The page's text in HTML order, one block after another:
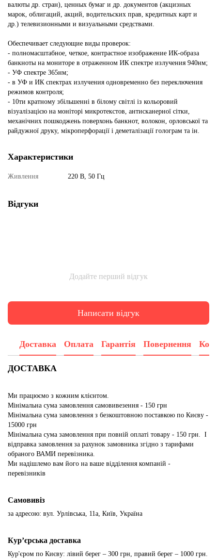
валюты др. стран), ценных бумаг и др. документов (акцизных
марок, облигаций, акций, водительских прав, кредитных карт и
др.) телевизионными и визуальными средствами.
Обеспечивает следующие виды проверок:
- полномасштабное, четкое, контрастное изображение ИК-образа
банкноты на мониторе в отраженном ИК спектре излучения 940нм;
- УФ спектре 365нм;
- в УФ и ИК спектрах излучения одновременно без переключения
режимов контроля;
- 10ти кратному збільшенні в білому світлі із кольоровий
візуалізацією на моніторі микротекстов, антисканерної сітки,
механічних пошкоджень поверхонь банкнот, волокон, орловської та
райдужної друку, мікроперфорації і деметалізації голограм та ін.
Характеристики
Живлення 220 В, 50 Гц
Відгуки
Додайте перший відгук
Написати відгук
Доставка Оплата Гарантія Повернення
ДОСТАВКА
Ми працюємо з кожним клієнтом.
Мінімальна сума замовлення самовивезення - 150 грн
Мінімальна сума замовлення з безкоштовною поставкою по Києву -
15000 грн
Мінімальна сума замовлення при повній оплаті товару - 150 грн. І
відправка замовлення за рахунок замовника згідно з тарифами
обраного ВАМИ перевізника.
Ми надішлемо вам його на ваше відділення компаній -
перевізників
Самовивіз
за адресою: вул. Урлівська, 11а, Київ, Україна
Курʼєрська доставка
Кур'єром по Києву: лівий берег – 300 грн, правий берег – 1000 грн.